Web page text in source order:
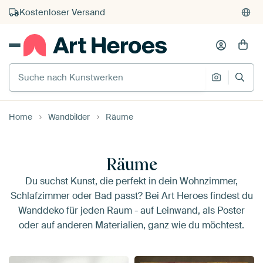
Kauf auf Rechnung
Individueller Druck auf Bestellung
Suche nach Kunstwerken
Suche
Home Wandbilder Räume
Räume
Du suchst Kunst, die perfekt in dein Wohnzimmer,
Schlafzimmer oder Bad passt? Bei Art Heroes findest du
Wanddeko für jeden Raum - auf Leinwand, als Poster
oder auf anderen Materialien, ganz wie du möchtest.